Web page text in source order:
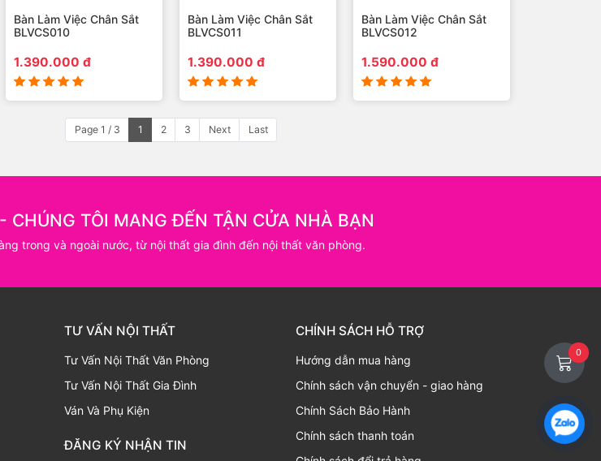
Bàn Làm Việc Chân Sắt
BLVCS010
1.390.000 đ
Bàn Làm Việc Chân Sắt
BLVCS011
1.390.000 đ
Bàn Làm Việc Chân Sắt
BLVCS012
1.590.000 đ
Page 1 / 3 1 2 3 Next Last
CHÚNG TÔI MANG ĐẾN TẬN CỬA NHÀ BẠN
trong và ngoài nước, từ nội thất gia đình đến nội thất văn phòng.
TƯ VẤN NỘI THẤT
Tư Vấn Nội Thất Văn Phòng
Tư Vấn Nội Thất Gia Đình
Ván Và Phụ Kiện
ĐĂNG KÝ NHẬN TIN
CHÍNH SÁCH HỖ TRỢ
Hướng dẫn mua hàng
Chính sách vận chuyển - giao hàng
Chính Sách Bảo Hành
Chính sách thanh toán
0